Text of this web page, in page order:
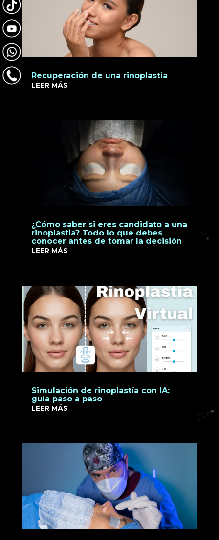
Recuperación de una rinoplastia
LEER MÁS
¿Cómo saber si eres candidato a una
rinoplastia? Todo lo que debes
conocer antes de tomar la decisión
LEER MÁS
Simulación de rinoplastía con IA:
guía paso a paso
LEER MÁS